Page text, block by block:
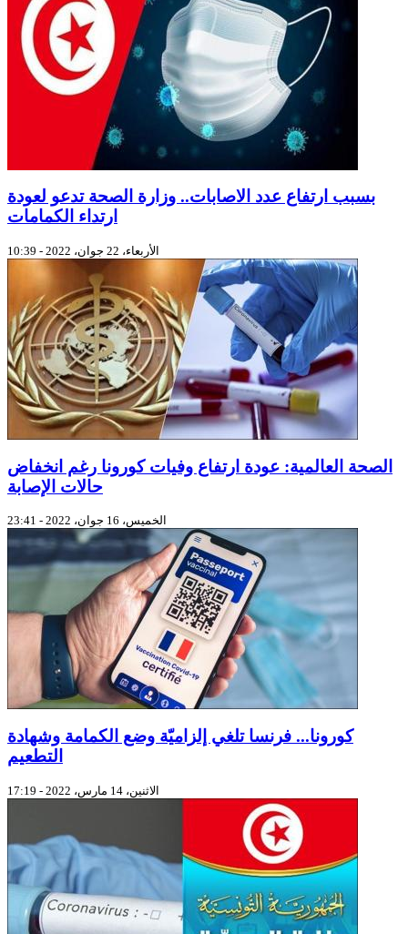
بسبب ارتفاع عدد الاصابات.. وزارة الصحة تدعو لعودة
ارتداء الكمامات
الأربعاء، 22 جوان، 2022 - 10:39
الصحة العالمية: عودة ارتفاع وفيات كورونا رغم انخفاض
حالات الإصابة
الخميس، 16 جوان، 2022 - 23:41
كورونا... فرنسا تلغي إلزاميّة وضع الكمامة وشهادة
التطعيم
الاثنين، 14 مارس، 2022 - 17:19